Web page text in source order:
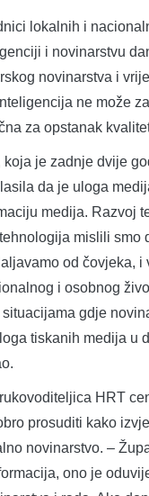
lokalnih i
i novinarstvu
novinarstva i
ne može
za opstanak
koja je zadnje dvije
da je uloga
medija. Razvoj
mislili smo
od čovjeka,
i osobnog
gdje
tiskanih medija u
HRT
prosuditi kako
novinarstvo. –
ono je